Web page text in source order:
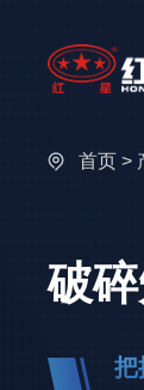
首页 >
破
把